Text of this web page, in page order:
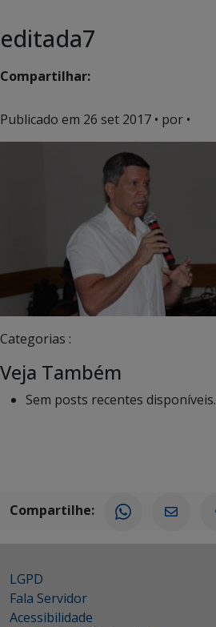
editada7
Compartilhar:
Publicado em 26 set 2017 • por •
Categorias :
Veja Também
Sem posts recentes disponíveis.
Compartilhe:
LGPD
Fala Servidor
Acessibilidade